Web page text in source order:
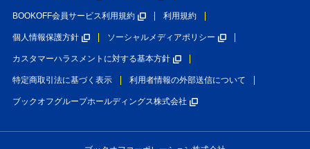
BOOKOFF会員サービス利用規約 利用規約
個人情報保護方針 ソーシャルメディアポリシー
カスタマーハラスメントに対する基本方針
特定商取引法に基づく表示 利用者情報の外部送信について
ブックオフグループホールディングス株式会社